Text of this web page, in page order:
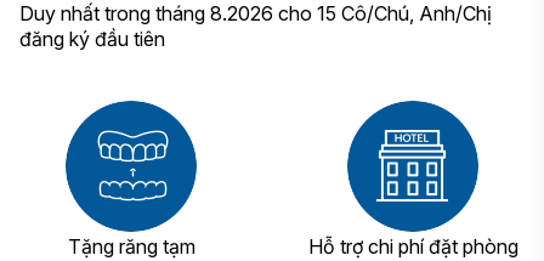
Duy nhất trong tháng 8.2026 cho 15 Cô/Chú, Anh/Chị
đăng ký đầu tiên
Tặng răng tạm
Hỗ trợ chi phí đặt phòng